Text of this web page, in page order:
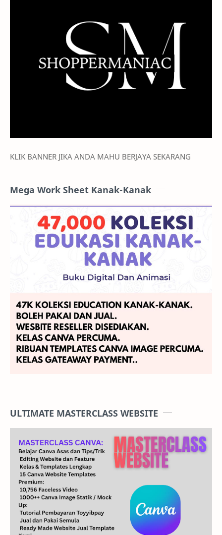
KLIK BANNER JIKA ANDA MAHU BERJAYA SEKARANG
Mega Work Sheet Kanak-Kanak
ULTIMATE MASTERCLASS WEBSITE